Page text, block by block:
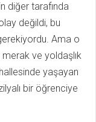
diğer tarafında
değildi, bu
Ama o
ve yoldaşlık
yaşayan
bir öğrenciye